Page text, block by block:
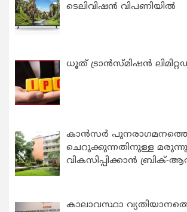
ടെലിവിഷൻ വിപണിയിൽ
ധൂത് ട്രാൻസ്മിഷൻ
കാന്‍സര്‍
ചെറുക്കുന്നതിനുള്ള
വികസിപ്പിക്കാന്‍ ബ്രിക്-
കാലാവസ്ഥാ